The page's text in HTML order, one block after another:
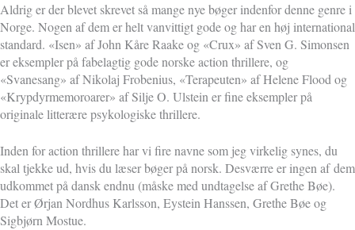
Aldrig er der blevet skrevet så mange nye bøger indenfor denne genre i
Norge. Nogen af dem er helt vanvittigt gode og har en høj international
standard. «Isen» af John Kåre Raake og «Crux» af Sven G. Simonsen
er eksempler på fabelagtig gode norske action thrillere, og
«Svanesang» af Nikolaj Frobenius, «Terapeuten» af Helene Flood og
«Krypdyrmemoroarer» af Silje O. Ulstein er fine eksempler på
originale litterære psykologiske thrillere.
Inden for action thrillere har vi fire navne som jeg virkelig synes, du
skal tjekke ud, hvis du læser bøger på norsk. Desværre er ingen afdem
udkommet på dansk endnu (måske med undtagelse af Grethe Bøe).
Det er Ørjan Nordhus Karlsson, Eystein Hanssen, Grethe Bøe og
Sigbjørn Mostue.